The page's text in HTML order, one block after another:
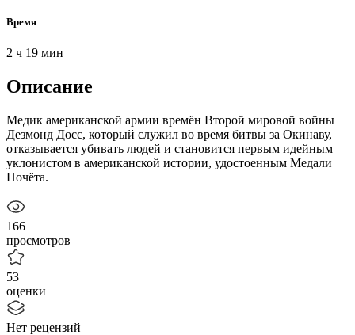
Время
2 ч 19 мин
Описание
Медик американской армии времён Второй мировой войны
Дезмонд Досс, который служил во время битвы за Окинаву,
отказывается убивать людей и становится первым идейным
уклонистом в американской истории, удостоенным Медали
Почёта.
166
просмотров
53
оценки
Нет рецензий